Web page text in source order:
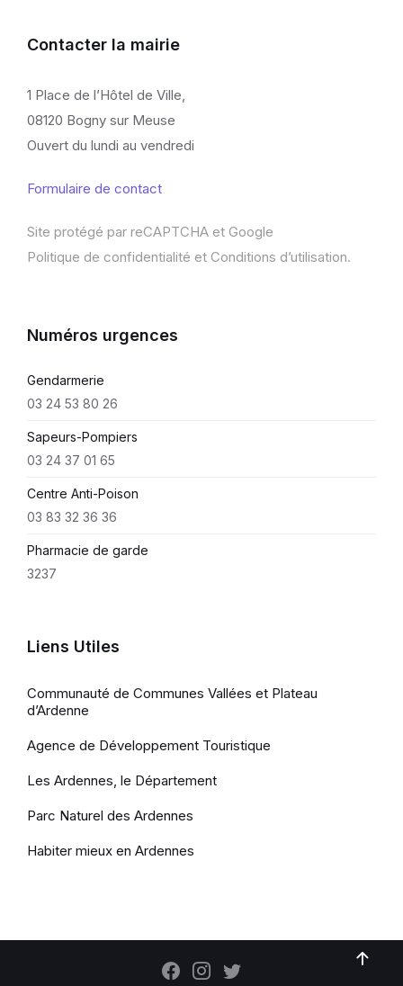
Contacter la mairie
1 Place de l’Hôtel de Ville,
08120 Bogny sur Meuse
Ouvert du lundi au vendredi
Formulaire de contact
Site protégé par reCAPTCHA et Google
Politique de confidentialité et Conditions d’utilisation.
Numéros urgences
Gendarmerie
03 24 53 80 26
Sapeurs-Pompiers
03 24 37 01 65
Centre Anti-Poison
03 83 32 36 36
Pharmacie de garde
3237
Liens Utiles
Communauté de Communes Vallées et Plateau
d’Ardenne
Agence de Développement Touristique
Les Ardennes, le Département
Parc Naturel des Ardennes
Habiter mieux en Ardennes